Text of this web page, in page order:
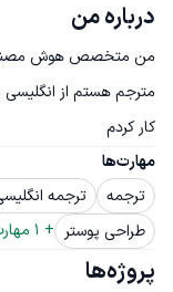
درباره من
من متخصص هوش
مترجم هستم از
کار کردم
مهارت‌ها
ترجمه
ترجمه
طراحی پوستر +
1
پروژه‌ها